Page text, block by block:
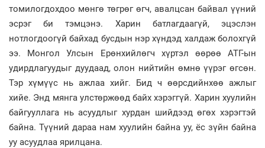
томилогдохдоо мөнгө төгрөг өгч, авалцсан байвал үүний
эсрэг би тэмцэнэ. Харин батлагдаагүй, эцэслэн
нотлогдоогүй байхад бусдын нэр хүндэд халдаж болохгүй
ээ. Монгол Улсын Ерөнхийлөгч хүртэл өөрөө АТГ-ын
удирдлагуудыг дуудаад, олон нийтийн өмнө үүрэг өгсөн.
Тэр хүмүүс нь ажлаа хийг. Бид ч өөрсдийнхөө ажлыг
хийе. Энд мянга улстөржөөд байх хэрэггүй. Харин хуулийн
байгууллага нь асуудлыг хурдан шийдээд өгөх хэрэгтэй
байна. Түүний дараа нам хуулийн байна уу, ёс зүйн байна
уу асуудлаа ярилцана.